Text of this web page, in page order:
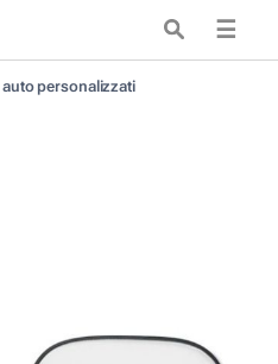
☰
auto personalizzati